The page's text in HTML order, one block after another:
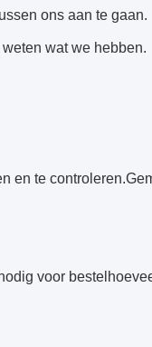
ons aan te gaan.
wat we hebben.
en te
voor